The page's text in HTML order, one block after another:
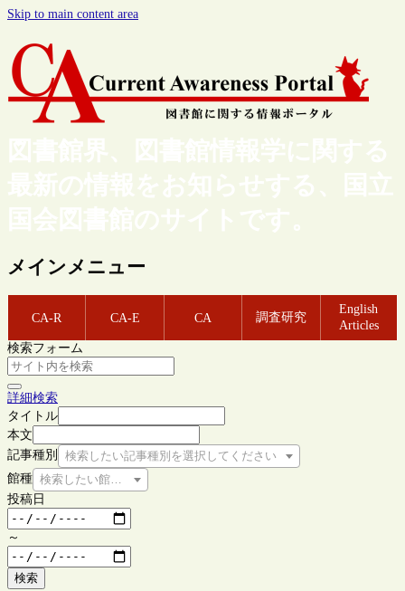
Skip to main content area
図書館界、図書館情報学に関する
最新の情報をお知らせする、国立
国会図書館のサイトです。
メインメニュー
CA-R CA-E CA 調査研究
English
Articles
検索フォーム
詳細検索
タイトル
本文
記事種別
検索したい記事種別を選択してください
館種 検索したい館種を選択してください
投稿日
～
検索